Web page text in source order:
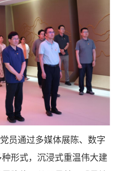
员通过多媒体展陈、数字
形式，沉浸式重温伟大建